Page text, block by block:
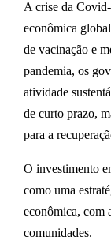
A crise da
econômica
de vacinação e
pandemia, os
atividade
de curto prazo,
para a
O investimento
como uma
econômica, com
comunidades.